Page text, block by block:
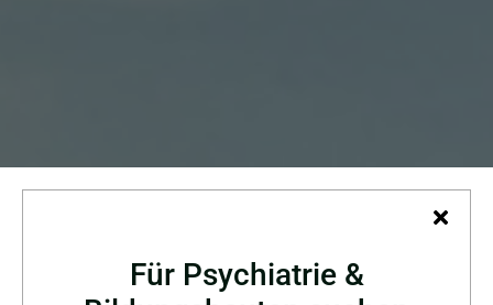
Für Psychiatrie &